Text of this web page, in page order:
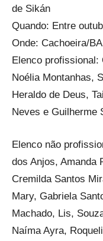
de Sikán
Quando: Entre
Onde: Cachoeira/
Elenco profissional:
Noélia Montanhas,
Heraldo de Deus,
Neves e Guilherme
Elenco não
dos Anjos, Amanda
Cremilda Santos
Mary, Gabriela
Machado, Lis,
Naíma Ayra,